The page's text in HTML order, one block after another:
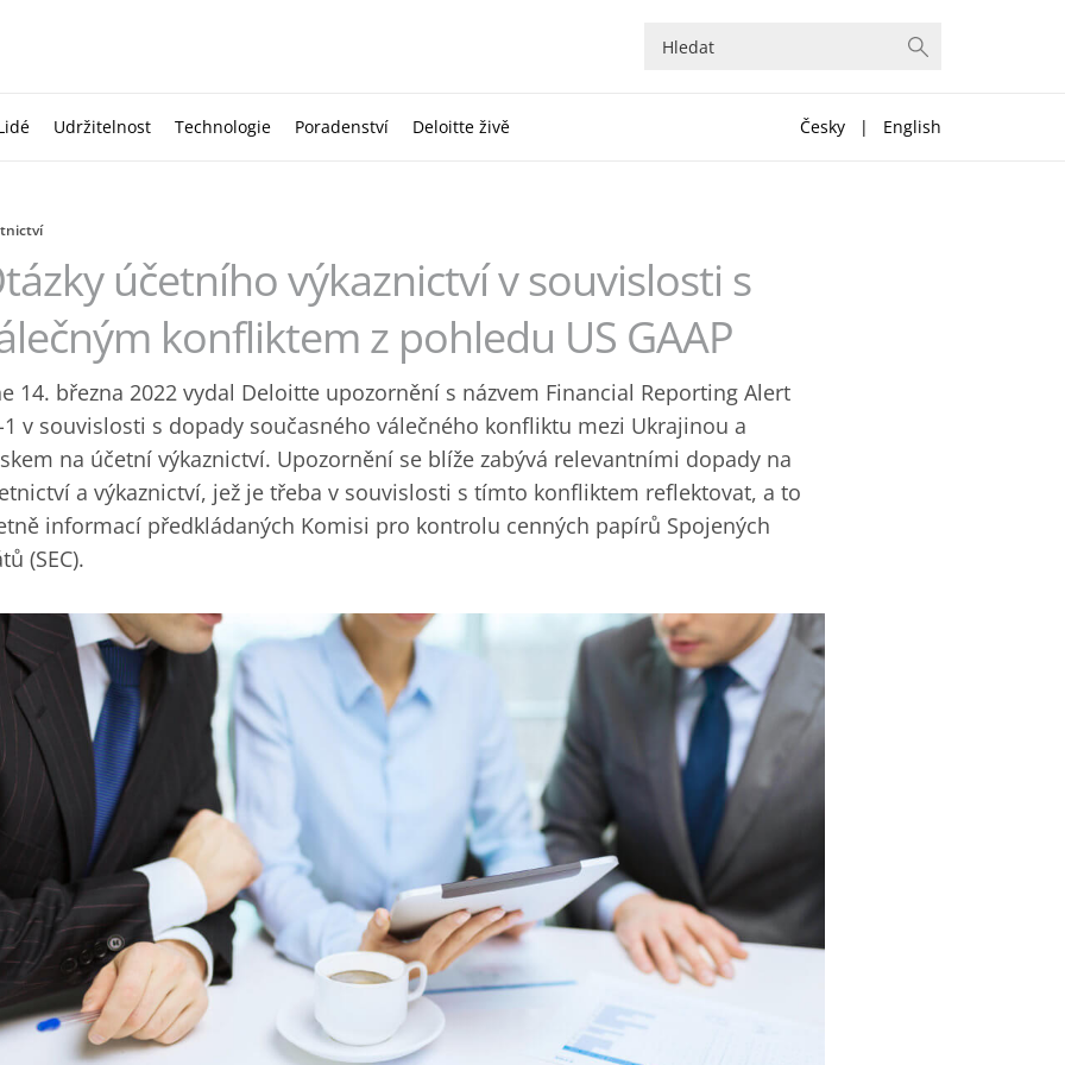
Udržitelnost Technologie Poradenství Deloitte živě Česky | English
účetního výkaznictví v souvislosti s
konfliktem z pohledu US GAAP
14. března 2022 vydal Deloitte upozornění s názvem Financial Reporting Alert
1 v souvislosti s dopady současného válečného konfliktu mezi Ukrajinou a
na účetní výkaznictví. Upozornění se blíže zabývá relevantními dopady na
a výkaznictví, jež je třeba v souvislosti s tímto konfliktem reflektovat, a to
informací předkládaných Komisi pro kontrolu cenných papírů Spojených
(SEC).